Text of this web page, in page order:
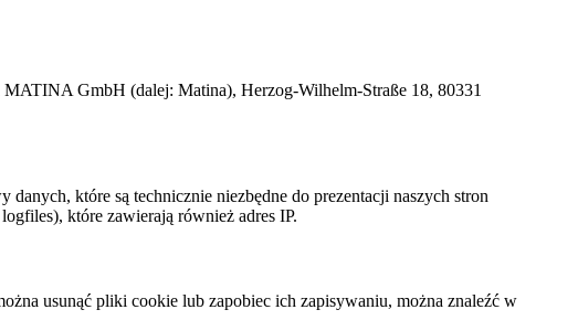
GmbH (dalej: Matina), Herzog-Wilhelm-Straße 18, 80331
które są technicznie niezbędne do prezentacji naszych stron
które zawierają również adres IP.
usunąć pliki cookie lub zapobiec ich zapisywaniu, można znaleźć w